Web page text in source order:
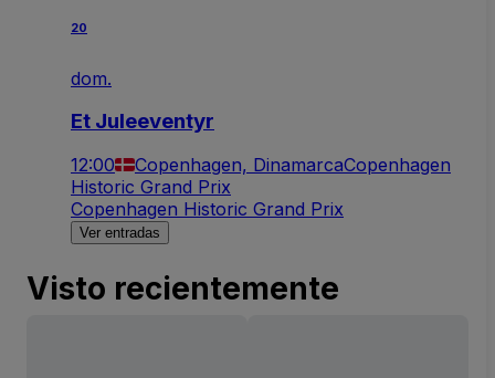
20
dom.
Et Juleeventyr
12:00 Copenhagen, DinamarcaCopenhagen
Historic Grand Prix
Copenhagen Historic Grand Prix
Ver entradas
Visto recientemente